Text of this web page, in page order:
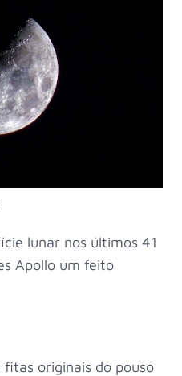
lunar nos últimos 41
Apollo um feito
originais do pouso